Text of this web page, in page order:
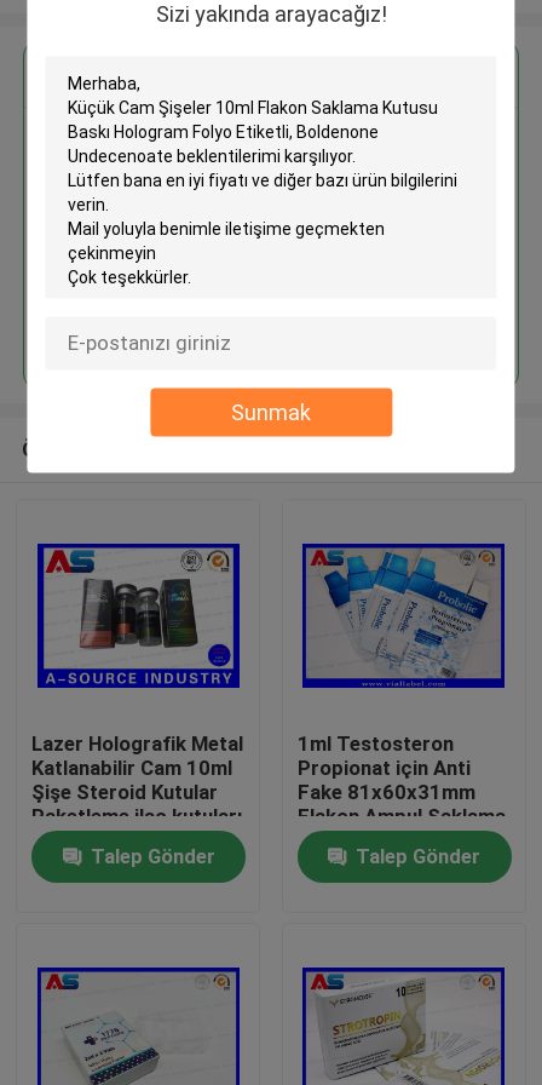
Sizi yakında arayacağız!
Sunmak
Hakkımızda
Küçük Cam Şişeler 10ml Flakon
Saklama Kutusu Baskı Hologram
Undecenoate
Önerilen Ürünler
Lazer Holografik Metal
Katlanabilir Cam 10ml
Şişe Steroid Kutular
Paketleme ilaç kutuları
etiket
Talep Gönder
1ml Testosteron
Propionat için Anti
Fake 81x60x31mm
Flakon Ampul Saklama
Kutusu
Talep Gönder